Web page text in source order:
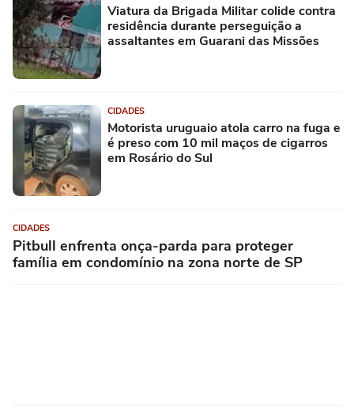
Viatura da Brigada Militar colide contra
residência durante perseguição a
assaltantes em Guarani das Missões
CIDADES
Motorista uruguaio atola carro na fuga e
é preso com 10 mil maços de cigarros
em Rosário do Sul
CIDADES
Pitbull enfrenta onça-parda para proteger
família em condomínio na zona norte de SP